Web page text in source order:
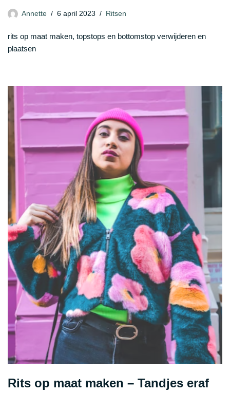
Annette 6 april 2023 Ritsen
rits op maat maken, topstops en bottomstop verwijderen en
plaatsen
Rits op maat maken – Tandjes eraf